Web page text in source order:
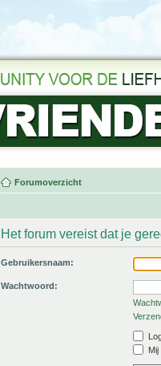
Forumoverzicht
Het forum vereist dat je
Gebruikersnaam:
Wachtwoord: